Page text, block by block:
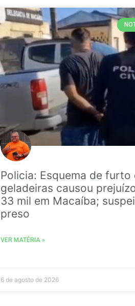
Policia: Esquema de furto
geladeiras causou
33 mil em Macaíba;
preso
VER MATÉRIA »
6 de agosto de 2026